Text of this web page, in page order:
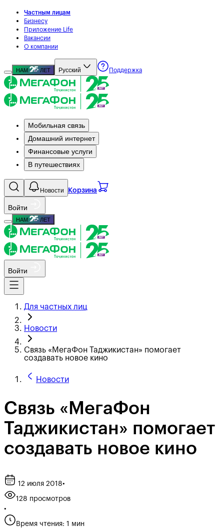
Частным лицам
Бизнесу
Приложение Life
Вакансии
О компании
НАМ ЛЕТ Русский Поддержка
Мобильная связь
Домашний интернет
Финансовые услуги
В путешествиях
Новости Корзина
Войти
НАМ ЛЕТ
Войти
Для частных лиц
Новости
Связь «МегаФон Таджикистан» помогает
создавать новое кино
Новости
Связь «МегаФон
Таджикистан» помогает
создавать новое кино
12 июля 2018•
128 просмотров
•
Время чтения: 1 мин